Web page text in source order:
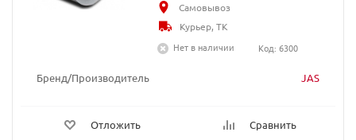
Бренд/Производитель JAS
Отложить Сравнить
Самовывоз
Курьер, ТК
Нет в наличии
Код: 6300